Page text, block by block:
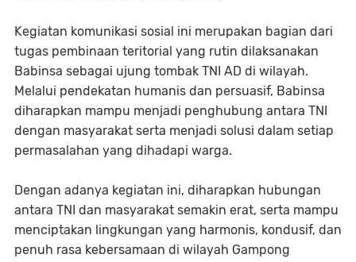
Kegiatan komunikasi sosial ini merupakan bagian dari
tugas pembinaan teritorial yang rutin dilaksanakan
Babinsa sebagai ujung tombak TNI AD di wilayah.
Melalui pendekatan humanis dan persuasif, Babinsa
diharapkan mampu menjadi penghubung antara TNI
dengan masyarakat serta menjadi solusi dalam setiap
permasalahan yang dihadapi warga.
Dengan adanya kegiatan ini, diharapkan hubungan
antara TNI dan masyarakat semakin erat, serta mampu
menciptakan lingkungan yang harmonis, kondusif, dan
penuh rasa kebersamaan di wilayah Gampong